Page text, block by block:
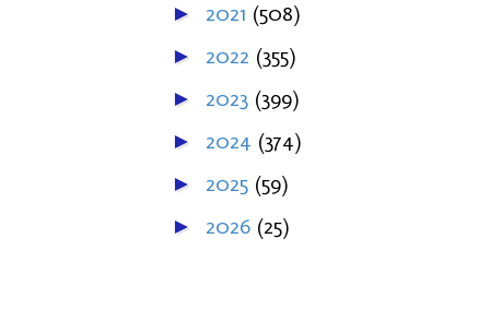
► 2021 (508)
► 2022 (355)
► 2023 (399)
► 2024 (374)
► 2025 (59)
► 2026 (25)